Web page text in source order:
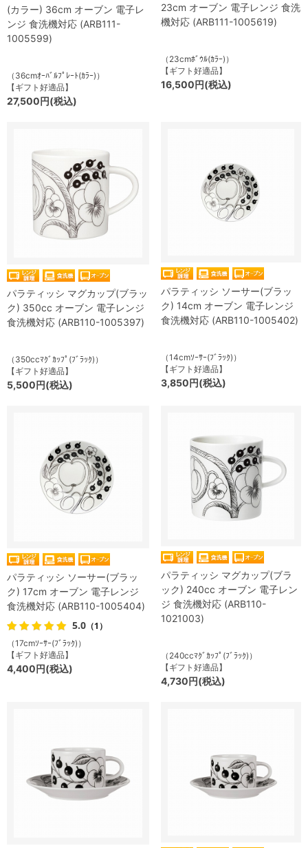
(カラー) 36cm オーブン 電子レ
ンジ 食洗機対応 (ARB111-
1005599)
（36cmｵｰﾊﾞﾙﾌﾟﾚｰﾄ(ｶﾗｰ)）
【ギフト好適品】
27,500円(税込)
23cm オーブン 電子レンジ 食洗
機対応 (ARB111-1005619)
（23cmﾎﾞｳﾙ(ｶﾗｰ)）
【ギフト好適品】
16,500円(税込)
パラティッシ マグカップ(ブラッ
ク) 350cc オーブン 電子レンジ
食洗機対応 (ARB110-1005397)
（350ccﾏｸﾞｶｯﾌﾟ(ﾌﾞﾗｯｸ)）
【ギフト好適品】
5,500円(税込)
パラティッシ ソーサー(ブラッ
ク) 14cm オーブン 電子レンジ
食洗機対応 (ARB110-1005402)
（14cmｿｰｻｰ(ﾌﾞﾗｯｸ)）
【ギフト好適品】
3,850円(税込)
パラティッシ ソーサー(ブラッ
ク) 17cm オーブン 電子レンジ
食洗機対応 (ARB110-1005404)
5.0 （1）
（17cmｿｰｻｰ(ﾌﾞﾗｯｸ)）
【ギフト好適品】
4,400円(税込)
パラティッシ マグカップ(ブラ
ック) 240cc オーブン 電子レン
ジ 食洗機対応 (ARB110-
1021003)
（240ccﾏｸﾞｶｯﾌﾟ(ﾌﾞﾗｯｸ)）
【ギフト好適品】
4,730円(税込)